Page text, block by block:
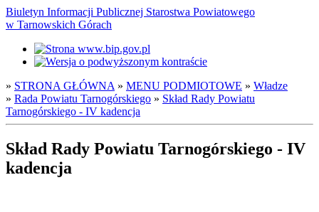
Biuletyn Informacji Publicznej Starostwa Powiatowego
w Tarnowskich Górach
» STRONA GŁÓWNA » MENU PODMIOTOWE » Władze
» Rada Powiatu Tarnogórskiego » Skład Rady Powiatu
Tarnogórskiego - IV kadencja
Skład Rady Powiatu Tarnogórskiego - IV
kadencja